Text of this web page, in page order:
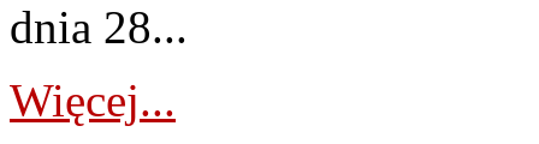
dnia 28...
Więcej...